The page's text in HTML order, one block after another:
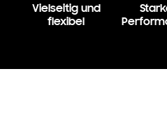
Vielseitig und
flexibel